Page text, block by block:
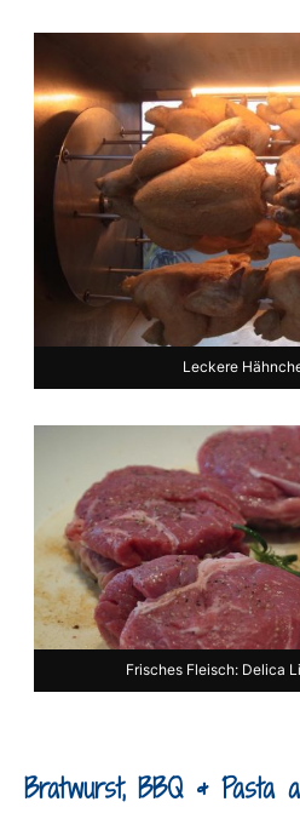
Leckere
Frisches Fleisch: Delica
Bratwurst, BBQ & Pasta